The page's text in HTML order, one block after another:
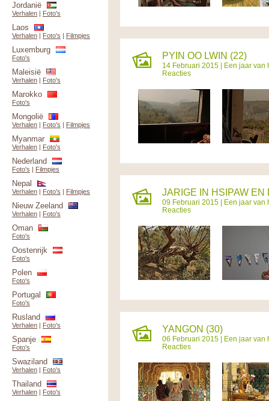
PYIN OO LWIN (22)
14 Februari 2015 | Een jaar van
Reacties
JARIGE IN HSIPAW
09 Februari 2015 | Een jaar van
Reacties
YANGON (30)
06 Februari 2015 | Een jaar van
Reacties
Jordanië
Verhalen | Foto's
Laos
Verhalen | Foto's | Filmpjes
Luxemburg
Foto's
Maleisië
Verhalen | Foto's
Marokko
Foto's
Mongolië
Verhalen | Foto's | Filmpjes
Myanmar
Verhalen | Foto's
Nederland
Foto's | Filmpjes
Nepal
Verhalen | Foto's | Filmpjes
Nieuw Zeeland
Verhalen | Foto's
Oman
Foto's
Oostenrijk
Foto's
Polen
Foto's
Portugal
Foto's
Rusland
Verhalen | Foto's
Spanje
Foto's
Swaziland
Verhalen | Foto's
Thailand
Verhalen | Foto's